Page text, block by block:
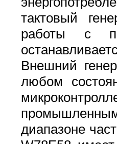
тактовый
работы с
Внешний
любом
диапазоне